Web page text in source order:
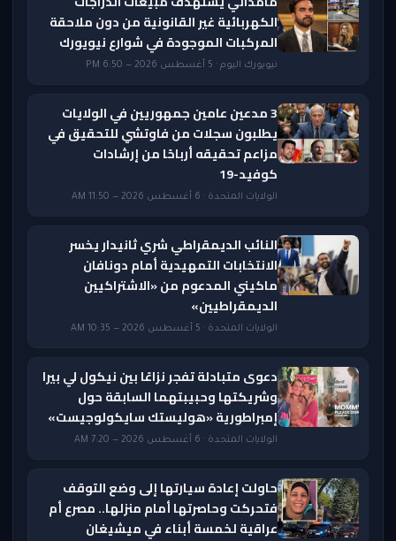
الكهربائية غير القانونية من دون ملاحقة
المركبات الموجودة في شوارع نيويورك
نيويورك اليوم · 5 أغسطس 2026 — 6:50 PM
3 مدعين عامين جمهوريين في الولايات
يطلبون سجلات من فاوتشي للتحقيق في
مزاعم تحقيقه أرباحًا من إرشادات
كوفيد-19
الولايات المتحدة · 6 أغسطس 2026 — 11:50 AM
النائب الديمقراطي شري ثانيدار يخسر
الانتخابات التمهيدية أمام دونافان
ماكيني المدعوم من «الاشتراكيين
الديمقراطيين»
الولايات المتحدة · 5 أغسطس 2026 — 10:35 AM
دعوى متبادلة تفجر نزاعًا بين نيكول لي بيرا
وشريكتها وحبيبتهما السابقة حول
إمبراطورية «هوليستك سايكولوجيست»
الولايات المتحدة · 6 أغسطس 2026 — 7:20 AM
حاولت إعادة سيارتها إلى وضع التوقف
فتحركت وحاصرتها أمام منزلها.. مصرع أم
عراقية لخمسة أبناء في ميشيغان